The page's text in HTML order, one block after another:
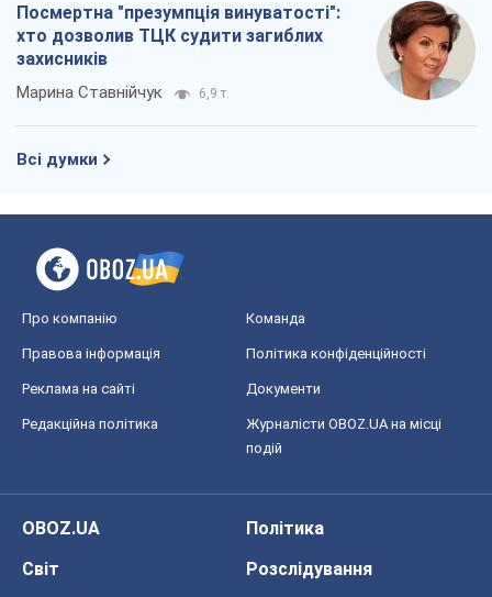
Посмертна "презумпція винуватості":
хто дозволив ТЦК судити загиблих
захисників
Марина Ставнійчук 6,9 т.
Всі думки
Про компанію Команда
Правова інформація Політика конфіденційності
Реклама на сайті Документи
Редакційна політика
Журналісти OBOZ.UA на місці
подій
OBOZ.UA
Політика
Світ
Розслідування